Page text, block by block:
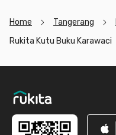
Home Tangerang
Rukita Kutu Buku Karawaci